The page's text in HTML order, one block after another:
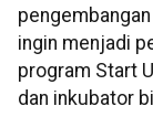
ingin menjadi
program Start
dan inkubator